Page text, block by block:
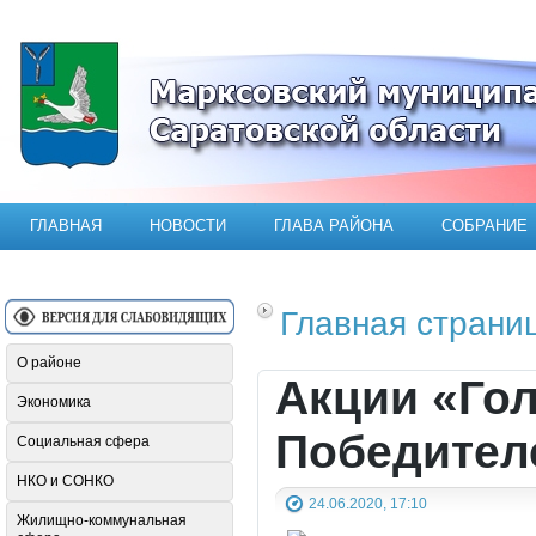
Официальный сайт Марксовского
ГЛАВНАЯ НОВОСТИ ГЛАВА РАЙОНА СОБРАНИЕ
Главная
Акции
24.06.2020, 17:10
О районе
Экономика
Социальная сфера
НКО и СОНКО
Жилищно-коммунальная